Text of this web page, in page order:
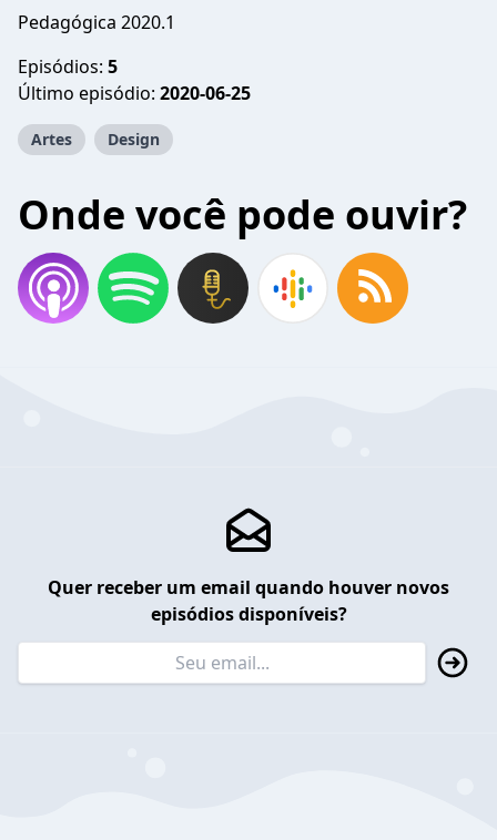
Pedagógica 2020.1
Episódios: 5
Último episódio: 2020-06-25
Artes Design
Onde você pode ouvir?
Quer receber um email quando houver novos
episódios disponíveis?